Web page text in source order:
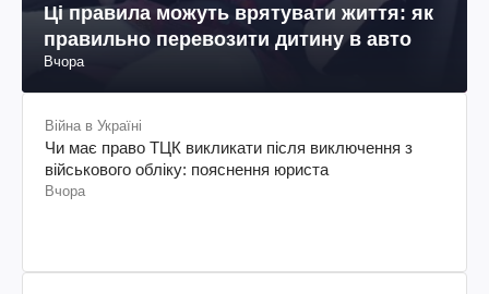
Ці правила можуть врятувати життя: як
правильно перевозити дитину в авто
Вчора
Війна в Україні
Чи має право ТЦК викликати після виключення з
військового обліку: пояснення юриста
Вчора